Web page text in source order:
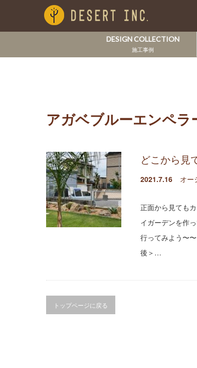
DESIGN COLLECTION
施工事例
アガベブルーエンペラ
どこから見
2021.7.16 オー
正面から見ても
イガーデンを作
行ってみよう〜
後＞…
トップページに戻る